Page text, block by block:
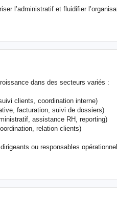
l’administratif et fluidifier
dans des secteurs variés :
clients, coordination interne)
facturation, suivi de dossiers)
assistance RH, reporting)
relation clients)
ou responsables